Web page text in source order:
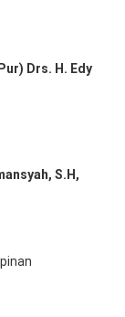
Drs. H. Edy
S.H,